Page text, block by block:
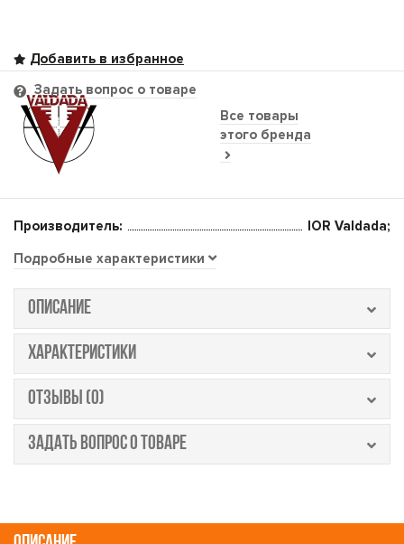
Все товары
этого бренда
Задать вопрос о товаре
Производитель:
IOR Valdada;
Подробные характеристики
ОПИСАНИЕ
ХАРАКТЕРИСТИКИ
ОТЗЫВЫ (0)
ЗАДАТЬ ВОПРОС О ТОВАРЕ